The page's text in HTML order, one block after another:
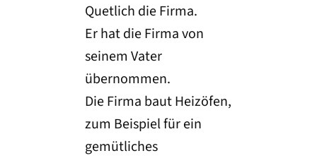
Quetlich die Firma.
Er hat die Firma von
seinem Vater
übernommen.
Die Firma baut Heizöfen,
zum Beispiel für ein
gemütliches